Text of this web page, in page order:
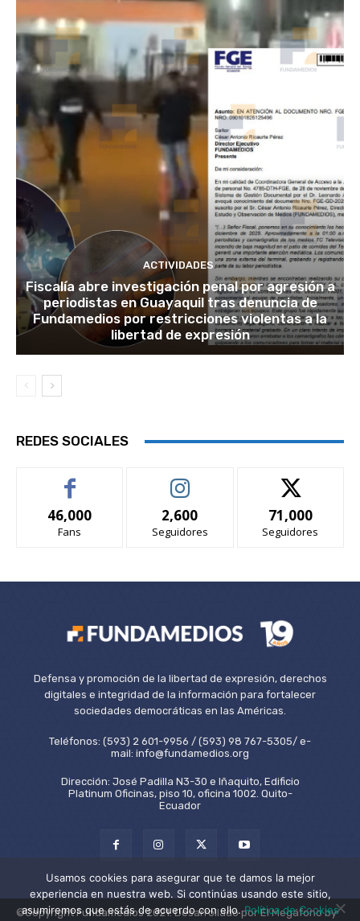
ACTIVIDADES
Fiscalía abre investigación penal por agresión a
periodistas en Guayaquil tras denuncia de
Fundamedios por restricciones violentas a la
libertad de expresión
REDES SOCIALES
46,000
Fans
2,600
Seguidores
71,000
Seguidores
Defensa y promoción de la libertad de expresión, derechos
digitales e integridad de la información para fortalecer
sociedades democráticas en las Américas.
Teléfonos: (593) 2 601-9956 / (593) 98 767-5305/ e-
mail: info@fundamedios.org
Dirección: José Padilla N3-30 e Iñaquito, Edificio
Platinum Oficinas, piso 10, oficina 1002. Quito-
Ecuador
©Copyright Fundamedios 2021. Desarrollado por El Megáfono by
Usamos cookies para asegurar que te damos la mejor
experiencia en nuestra web. Si continúas usando este sitio,
asumiremos que estás de acuerdo con ello.Política de Cookies